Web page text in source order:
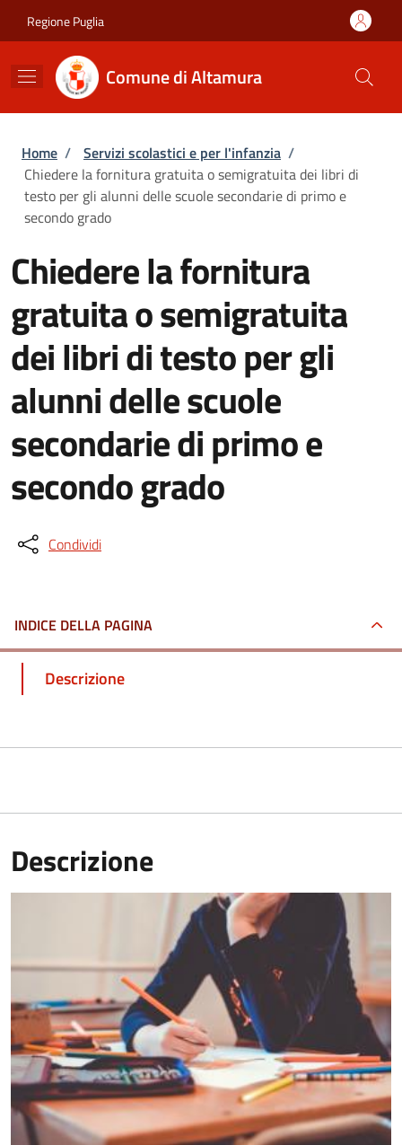
Regione Puglia
Comune di Altamura
Briciole di pane
Home / Servizi scolastici e per l'infanzia /
Chiedere la fornitura gratuita o semigratuita dei libri di
testo per gli alunni delle scuole secondarie di primo e
secondo grado
Chiedere la fornitura
gratuita o semigratuita
dei libri di testo per gli
alunni delle scuole
secondarie di primo e
secondo grado
Condividi
INDICE DELLA PAGINA
Descrizione
Descrizione